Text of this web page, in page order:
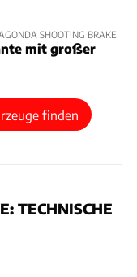
SHOOTING BRAKE
mit großer
finden
TECHNISCHE